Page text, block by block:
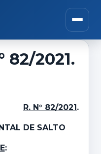
Abrir
82/2021.
R. N° 82/2021.
DE SALTO
: